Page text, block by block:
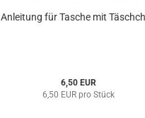
Anleitung für Tasche mit
6,50 EUR
6,50 EUR pro Stück